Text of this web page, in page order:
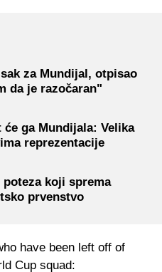
za Mundijal, otpisao
da je razočaran"
ga Mundijala: Velika
reprezentacije
koji sprema
prvenstvo
have been left off of
Cup squad: